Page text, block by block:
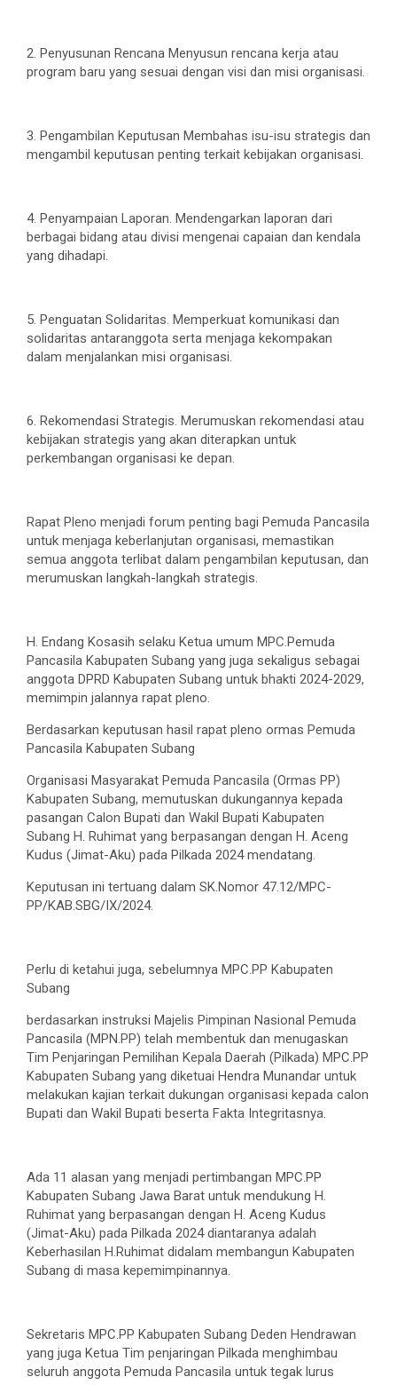
2. Penyusunan Rencana Menyusun rencana kerja atau
program baru yang sesuai dengan visi dan misi organisasi.
3. Pengambilan Keputusan Membahas isu-isu strategis dan
mengambil keputusan penting terkait kebijakan organisasi.
4. Penyampaian Laporan. Mendengarkan laporan dari
berbagai bidang atau divisi mengenai capaian dan kendala
yang dihadapi.
5. Penguatan Solidaritas. Memperkuat komunikasi dan
solidaritas antaranggota serta menjaga kekompakan
dalam menjalankan misi organisasi.
6. Rekomendasi Strategis. Merumuskan rekomendasi atau
kebijakan strategis yang akan diterapkan untuk
perkembangan organisasi ke depan.
Rapat Pleno menjadi forum penting bagi Pemuda Pancasila
untuk menjaga keberlanjutan organisasi, memastikan
semua anggota terlibat dalam pengambilan keputusan, dan
merumuskan langkah-langkah strategis.
H. Endang Kosasih selaku Ketua umum MPC.Pemuda
Pancasila Kabupaten Subang yang juga sekaligus sebagai
anggota DPRD Kabupaten Subang untuk bhakti 2024-2029,
memimpin jalannya rapat pleno.
Berdasarkan keputusan hasil rapat pleno ormas Pemuda
Pancasila Kabupaten Subang
Organisasi Masyarakat Pemuda Pancasila (Ormas PP)
Kabupaten Subang, memutuskan dukungannya kepada
pasangan Calon Bupati dan Wakil Bupati Kabupaten
Subang H. Ruhimat yang berpasangan dengan H. Aceng
Kudus (Jimat-Aku) pada Pilkada 2024 mendatang.
Keputusan ini tertuang dalam SK.Nomor 47.12/MPC-
PP/KAB.SBG/IX/2024.
Perlu di ketahui juga, sebelumnya MPC.PP Kabupaten
Subang
berdasarkan instruksi Majelis Pimpinan Nasional Pemuda
Pancasila (MPN.PP) telah membentuk dan menugaskan
Tim Penjaringan Pemilihan Kepala Daerah (Pilkada) MPC.PP
Kabupaten Subang yang diketuai Hendra Munandar untuk
melakukan kajian terkait dukungan organisasi kepada calon
Bupati dan Wakil Bupati beserta Fakta Integritasnya.
Ada 11 alasan yang menjadi pertimbangan MPC.PP
Kabupaten Subang Jawa Barat untuk mendukung H.
Ruhimat yang berpasangan dengan H. Aceng Kudus
(Jimat-Aku) pada Pilkada 2024 diantaranya adalah
Keberhasilan H.Ruhimat didalam membangun Kabupaten
Subang di masa kepemimpinannya.
Sekretaris MPC.PP Kabupaten Subang Deden Hendrawan
yang juga Ketua Tim penjaringan Pilkada menghimbau
seluruh anggota Pemuda Pancasila untuk tegak lurus